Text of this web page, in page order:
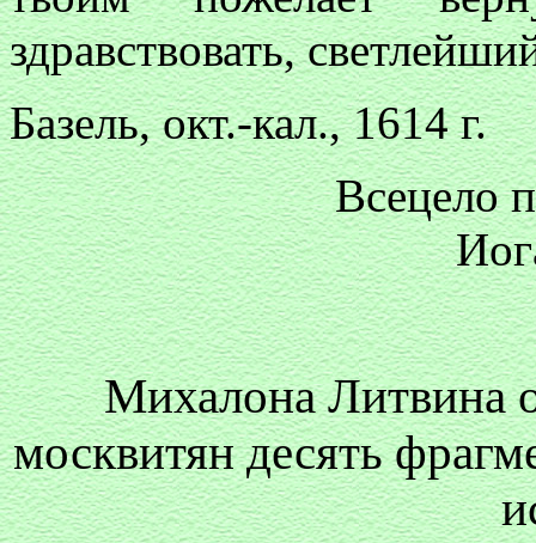
здравствовать,
Базель, окт.-кал., 1614 г.
Всецело
Михалона Литвина
москвитян десять